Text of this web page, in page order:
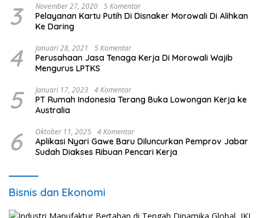
3 November 27, 2020 5 Komentar
Pelayanan Kartu Putih Di Disnaker Morowali Di Alihkan
Ke Daring
4 Januari 28, 2021 5 Komentar
Perusahaan Jasa Tenaga Kerja Di Morowali Wajib
Mengurus LPTKS
5 Januari 17, 2023 4 Komentar
PT Rumah Indonesia Terang Buka Lowongan Kerja ke
Australia
6 Oktober 11, 2025 4 Komentar
Aplikasi Nyari Gawe Baru Diluncurkan Pemprov Jabar
Sudah Diakses Ribuan Pencari Kerja
Bisnis dan Ekonomi